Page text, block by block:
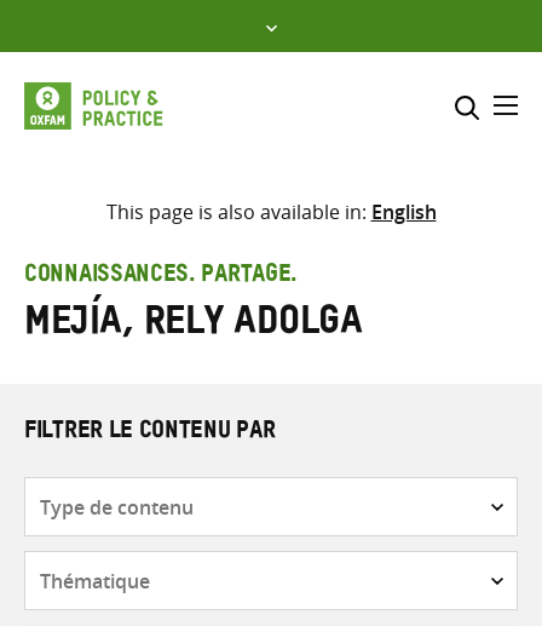
to
content
Sélectionner l’emplacement
Saisir
les
termes
This page is also available in: English
CONNAISSANCES. PARTAGE.
Mejía, Rely Adolga
FILTRER LE CONTENU PAR
contenu